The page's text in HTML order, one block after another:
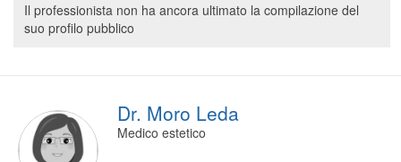
Per gli specialisti
Prenotazioni online
Planner e rubrica in cloud
Segreteria virtuale
Il professionista non ha ancora ultimato la compilazione del
suo profilo pubblico
Dr. Moro Leda
Medico estetico